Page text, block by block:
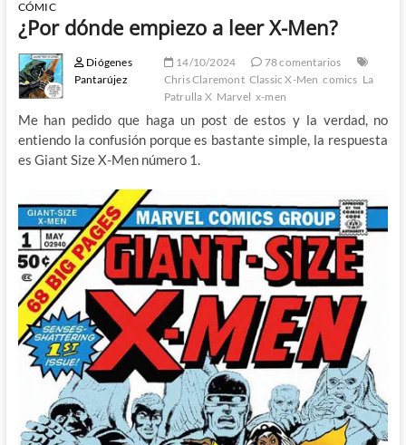
CÓMIC
¿Por dónde empiezo a leer X-Men?
Diógenes
Pantarújez
14/10/2024
78 comentarios
Chris Claremont Classic X-Men comics La
Patrulla X Marvel x-men
Me han pedido que haga un post de estos y la verdad, no
entiendo la confusión porque es bastante simple, la respuesta
es Giant Size X-Men número 1.